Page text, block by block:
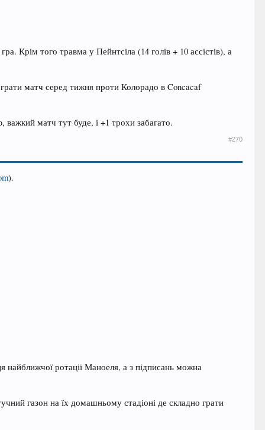
Крім того травма у Пейнтсіла (14 голів + 10 ассістів), а
матч серед тижня проти Колорадо в Concacaf
матч тут буде, і +1 трохи забагато.
#270
).
найближчої ротації Маноеля, а з підписань можна
газон на їх домашньому стадіоні де складно грати